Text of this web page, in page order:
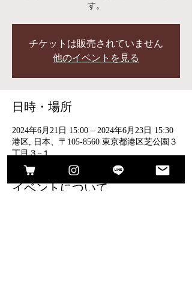
す。
チケットは販売されていません
他のイベントを見る
日時・場所
2024年6月21日 15:00 – 2024年6月23日 15:30
港区, 日本、〒105-8560 東京都港区芝公園３
丁目３−１
イベントについて